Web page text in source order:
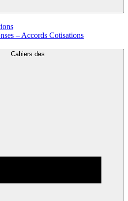
– Accords Cotisations
Cahiers des